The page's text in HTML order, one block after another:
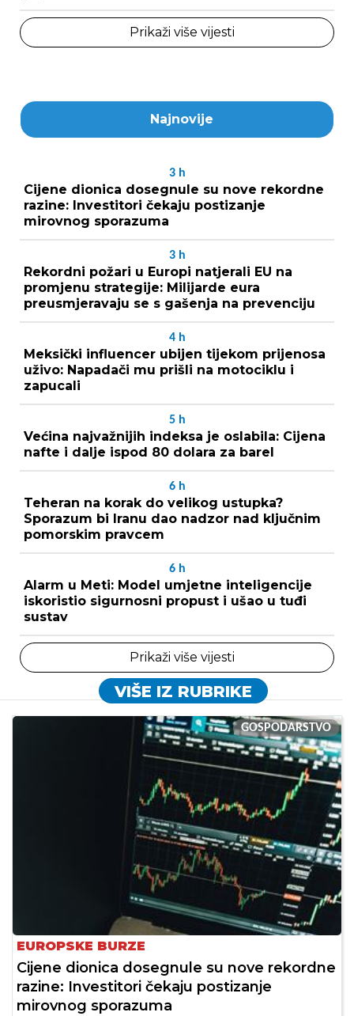
Prikaži više vijesti
Najnovije
3 h
Cijene dionica dosegnule su nove rekordne
razine: Investitori čekaju postizanje
mirovnog sporazuma
3 h
Rekordni požari u Europi natjerali EU na
promjenu strategije: Milijarde eura
preusmjeravaju se s gašenja na prevenciju
4 h
Meksički influencer ubijen tijekom prijenosa
uživo: Napadači mu prišli na motociklu i
zapucali
5 h
Većina najvažnijih indeksa je oslabila: Cijena
nafte i dalje ispod 80 dolara za barel
6 h
Teheran na korak do velikog ustupka?
Sporazum bi Iranu dao nadzor nad ključnim
pomorskim pravcem
6 h
Alarm u Meti: Model umjetne inteligencije
iskoristio sigurnosni propust i ušao u tuđi
sustav
Prikaži više vijesti
VIŠE IZ RUBRIKE
GOSPODARSTVO
EUROPSKE BURZE
Cijene dionica dosegnule su nove rekordne
razine: Investitori čekaju postizanje
mirovnog sporazuma